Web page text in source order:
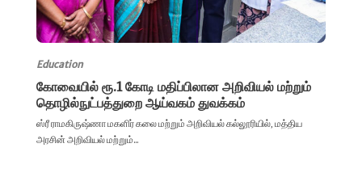
Education
கோவையில் ரூ.1 கோடி மதிப்பிலான அறிவியல் மற்றும்
தொழில்நுட்பத்துறை ஆய்வகம் துவக்கம்
ஸ்ரீ ராமகிருஷ்ணா மகளிர் கலை மற்றும் அறிவியல் கல்லூரியில், மத்திய
அரசின் அறிவியல் மற்றும்...